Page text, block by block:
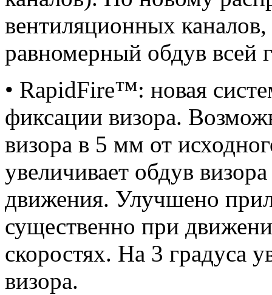
вентиляционных каналов,
равномерный обдув всей
• RapidFire™: новая
фиксации визора.
визора в 5 мм от
увеличивает обдув
движения. Улучшено
существенно при
скоростях. На 3 градуса
визора.